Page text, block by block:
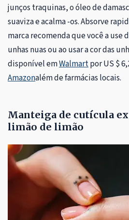
junços traquinas, o óleo de
suaviza e acalma -os. Absorve
marca recomenda que você a use
unhas nuas ou ao usar a cor das
disponível emWalmartpor US $
Amazonalém de farmácias locais.
Manteiga de cutícula
limão de limão